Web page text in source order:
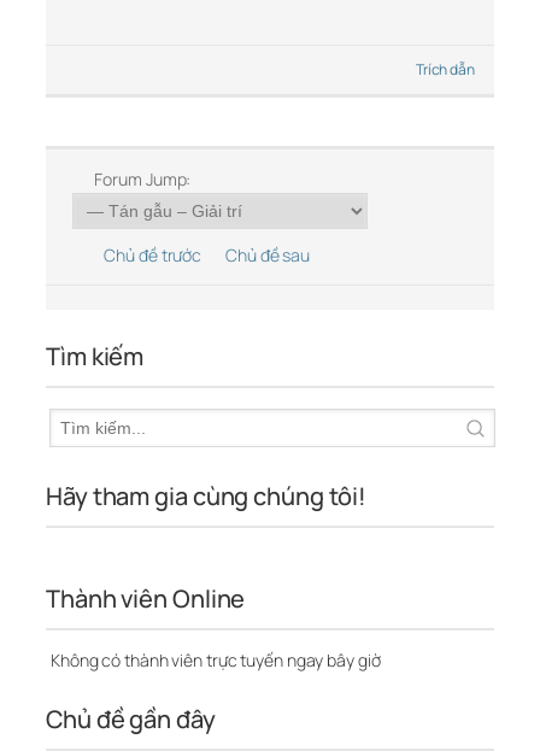
Trích dẫn
Forum Jump:
Chủ đề trước Chủ đề sau
Tìm kiếm
Hãy tham gia cùng chúng tôi!
Thành viên Online
Không có thành viên trực tuyến ngay bây giờ
Chủ đề gần đây